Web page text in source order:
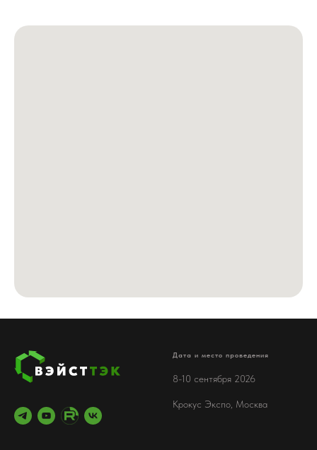
Дата и место проведения
8-10 сентября 2026
Крокус Экспо, Москва